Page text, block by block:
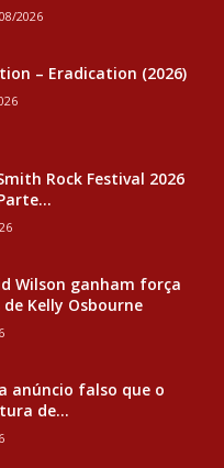
2026
– Eradication (2026)
Rock Festival 2026
Wilson ganham força
Kelly Osbourne
anúncio falso que o
de...